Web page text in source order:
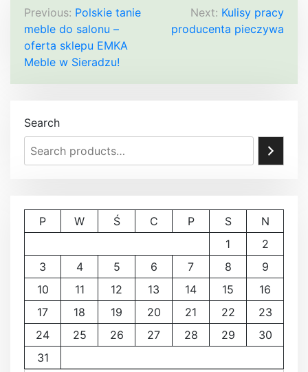
N
a
w
g
a
c
a
w
p
i
s
u
Previous: Polskie tanie
meble do salonu –
oferta sklepu EMKA
Meble w Sieradzu!
Next: Kulisy pracy
producenta pieczywa
Search
P W Ś C P S
N
1
2
3
4 5 6 7 8
9
10
11 12 13 14 15
16
17
18 19 20 21 22
23
24
25 26 27 28 29
30
31